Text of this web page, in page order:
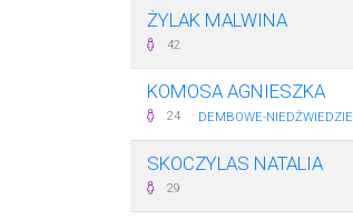
ŻYLAK MALWINA
42
KOMOSA AGNIESZKA
24 · DEMBOWE-NIEDŹWIEDZIE
SKOCZYLAS NATALIA
29